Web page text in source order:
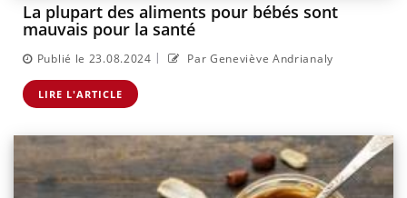
La plupart des aliments pour bébés sont
mauvais pour la santé
Publié le 23.08.2024 | Par Geneviève Andrianaly
LIRE L'ARTICLE